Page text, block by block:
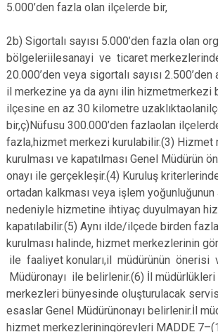
5.000’den fazla olan ilçelerde bir,
2b) Sigortalı sayısı 5.000’den fazla olan
bölgeleriilesanayi ve ticaret
20.000’den veya sigortalı sayısı
il merkezine ya da aynı ilin hizmetmerkezi
ilçesine en az 30 kilometre
bir,ç)Nüfusu 300.000’den fazlaolan
fazla,hizmet merkezi kurulabilir.(3) Hizmet
kurulması ve kapatılması Genel Müdürün
onayı ile gerçekleşir.(4) Kuruluş
ortadan kalkması veya işlem yoğunluğunun
nedeniyle hizmetine ihtiyaç duyulmayan
kapatılabilir.(5) Aynı ilde/ilçede birden
kurulması halinde, hizmet merkezlerinin
ile faaliyet konuları,il müdürünün önerisi
Müdüronayı ile belirlenir.(6) İl
merkezleri bünyesinde oluşturulacak
esaslar Genel Müdürünonayı belirlenir.İl
hizmet merkezleriningörevleri MADDE